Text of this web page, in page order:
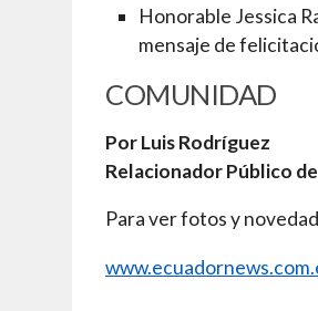
Honorable Jessica
mensaje de
COMUNIDAD
Por Luis Rodríguez
Relacionador Público
Para ver fotos y